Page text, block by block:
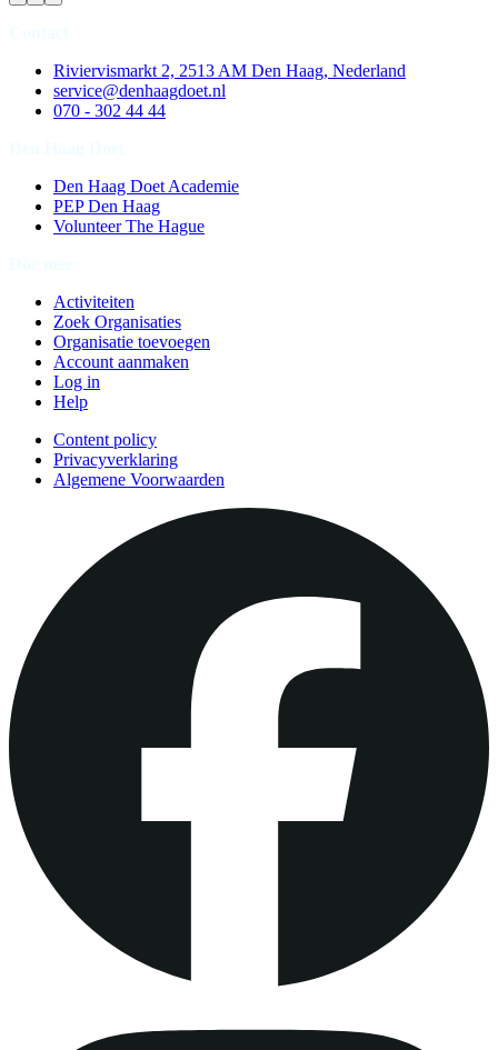
Riviervismarkt 2, 2513 AM Den Haag, Nederland
service@denhaagdoet.nl
070 - 302 44 44
Den Haag Doet Academie
PEP Den Haag
Volunteer The Hague
Activiteiten
Zoek Organisaties
Organisatie toevoegen
Account aanmaken
Log in
Help
Content policy
Privacyverklaring
Algemene Voorwaarden